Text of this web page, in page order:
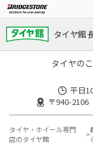
タイヤ館
タイヤの
平日
〒940-
タイヤ・ホイール専門
店のタイヤ館